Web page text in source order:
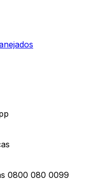
0800 080 0099